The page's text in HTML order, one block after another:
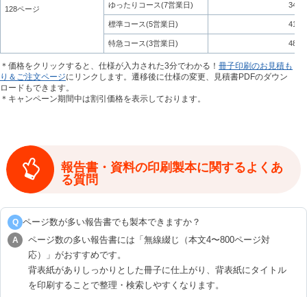
128ページ ゆったりコース(7営業日)
標準コース(5営業日)
特急コース(3営業日)
＊価格をクリックすると、仕様が入力された3分でわかる！ 冊子印刷のお見積も
り＆ご注文ページにリンクします。遷移後に仕様の変更、見積書PDFのダウン
ロードもできます。
＊キャンペーン期間中は割引価格を表示しております。
報告書・資料の印刷製本に関するよくあ
る質問
Q ページ数が多い報告書でも製本できますか？
A
ページ数の多い報告書には「無線綴じ（本文4〜800ページ対
応）」がおすすめです。
背表紙がありしっかりとした冊子に仕上がり、背表紙にタイトル
を印刷することで整理・検索しやすくなります。